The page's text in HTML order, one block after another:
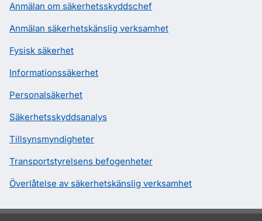
Anmälan om säkerhetsskyddschef
Anmälan säkerhetskänslig verksamhet
Fysisk säkerhet
Informationssäkerhet
Personalsäkerhet
Säkerhetsskyddsanalys
Tillsynsmyndigheter
Transportstyrelsens befogenheter
Överlåtelse av säkerhetskänslig verksamhet